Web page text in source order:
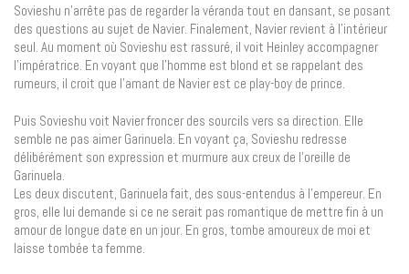
Sovieshu n’arrête pas de regarder la véranda tout en dansant, se posant
des questions au sujet de Navier. Finalement, Navier revient à l’intérieur
seul. Au moment où Sovieshu est rassuré, il voit Heinley accompagner
l’impératrice. En voyant que l’homme est blond et se rappelant des
rumeurs, il croit que l’amant de Navier est ce play-boy de prince.
Puis Sovieshu voit Navier froncer des sourcils vers sa direction. Elle
semble ne pas aimer Garinuela. En voyant ça, Sovieshu redresse
délibérément son expression et murmure aux creux de l’oreille de
Garinuela.
Les deux discutent, Garinuela fait, des sous-entendus à l’empereur. En
gros, elle lui demande si ce ne serait pas romantique de mettre fin à un
amour de longue date en un jour. En gros, tombe amoureux de moi et
laisse tombée ta femme.